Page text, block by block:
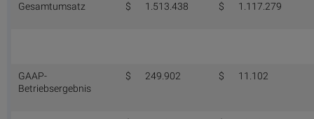
Gesamtumsatz $ 1.513.438 $ 1.117.279
GAAP-
Betriebsergebnis
$ 249.902 $ 11.102